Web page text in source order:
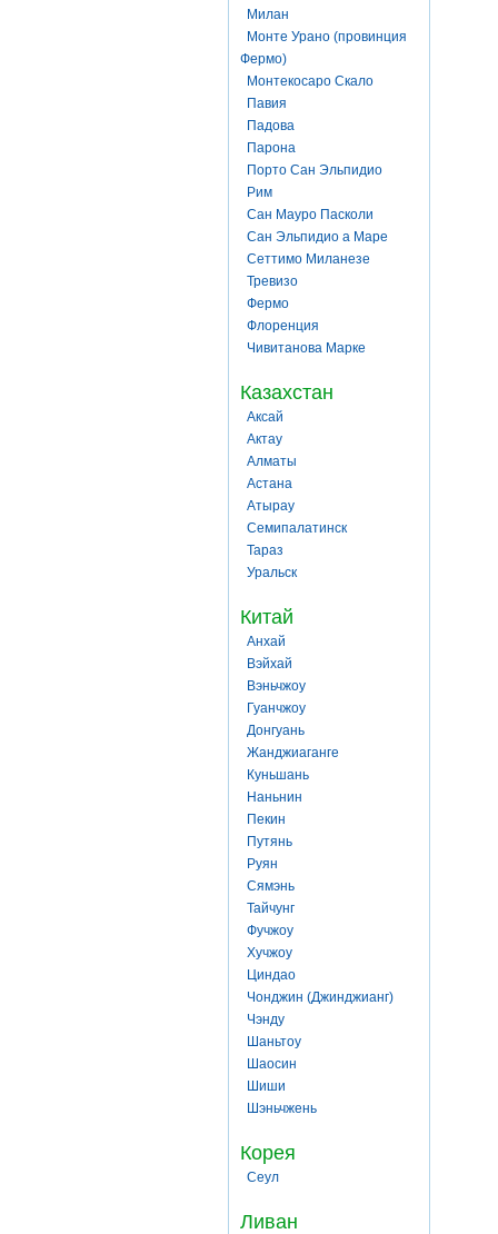
Милан
Монте Урано (провинция
Фермо)
Монтекосаро Скало
Павия
Падова
Парона
Порто Сан Эльпидио
Рим
Сан Мауро Пасколи
Сан Эльпидио а Маре
Сеттимо Миланезе
Тревизо
Фермо
Флоренция
Чивитанова Марке
Казахстан
Аксай
Актау
Алматы
Астана
Атырау
Семипалатинск
Тараз
Уральск
Китай
Анхай
Вэйхай
Вэньчжоу
Гуанчжоу
Донгуань
Жанджиаганге
Куньшань
Наньнин
Пекин
Путянь
Руян
Сямэнь
Тайчунг
Фучжоу
Хучжоу
Циндао
Чонджин (Джинджианг)
Чэнду
Шаньтоу
Шаосин
Шиши
Шэньчжень
Корея
Сеул
Ливан